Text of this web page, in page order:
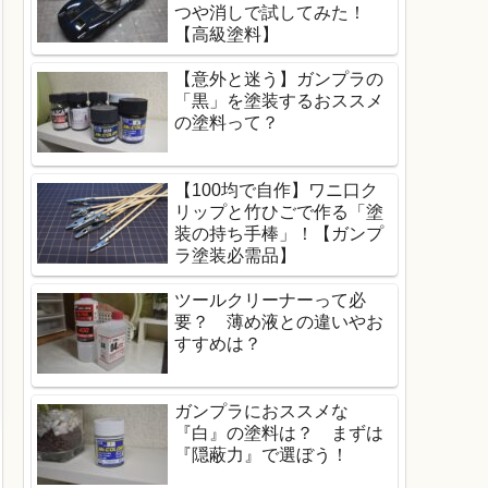
つや消しで試してみた！
【高級塗料】
【意外と迷う】ガンプラの
「黒」を塗装するおススメ
の塗料って？
【100均で自作】ワニ口ク
リップと竹ひごで作る「塗
装の持ち手棒」！【ガンプ
ラ塗装必需品】
ツールクリーナーって必
要？ 薄め液との違いやお
すすめは？
ガンプラにおススメな
『白』の塗料は？ まずは
『隠蔽力』で選ぼう！